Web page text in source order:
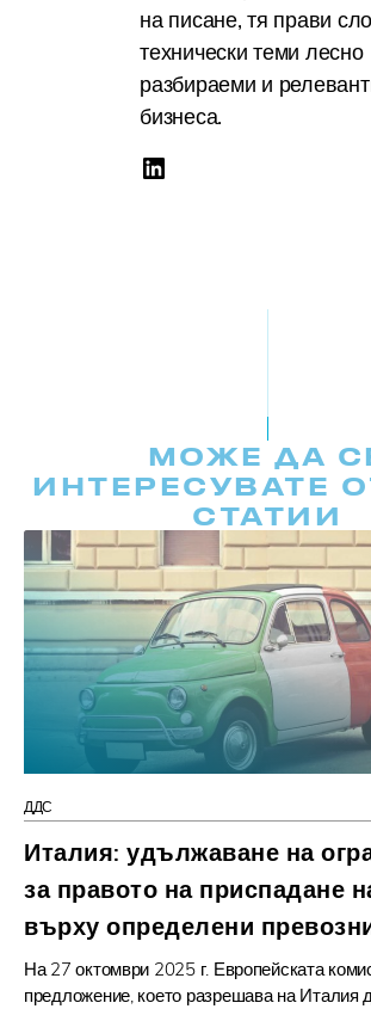
на писане, тя прави
технически теми лесно
разбираеми и
бизнеса.
МОЖЕ ДА
ИНТЕРЕСУВАТЕ
СТАТИИ
ДДС
Италия: удължаване на
за правото на приспадане
върху определени
На 27 октомври 2025 г. Европейската
предложение, което разрешава на Италия